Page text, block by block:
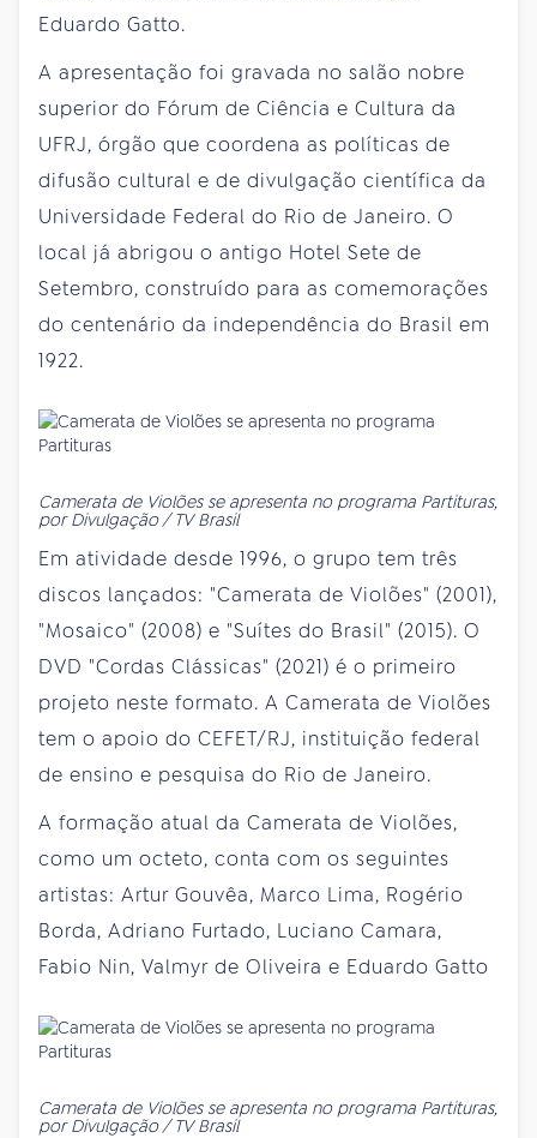
Eduardo Gatto.
A apresentação foi gravada no salão nobre
superior do Fórum de Ciência e Cultura da
UFRJ, órgão que coordena as políticas de
difusão cultural e de divulgação científica da
Universidade Federal do Rio de Janeiro. O
local já abrigou o antigo Hotel Sete de
Setembro, construído para as comemorações
do centenário da independência do Brasil em
1922.
Camerata de Violões se apresenta no programa Partituras,
por Divulgação / TV Brasil
Em atividade desde 1996, o grupo tem três
discos lançados: "Camerata de Violões" (2001),
"Mosaico" (2008) e "Suítes do Brasil" (2015). O
DVD "Cordas Clássicas" (2021) é o primeiro
projeto neste formato. A Camerata de Violões
tem o apoio do CEFET/RJ, instituição federal
de ensino e pesquisa do Rio de Janeiro.
A formação atual da Camerata de Violões,
como um octeto, conta com os seguintes
artistas: Artur Gouvêa, Marco Lima, Rogério
Borda, Adriano Furtado, Luciano Camara,
Fabio Nin, Valmyr de Oliveira e Eduardo Gatto
Camerata de Violões se apresenta no programa Partituras,
por Divulgação / TV Brasil